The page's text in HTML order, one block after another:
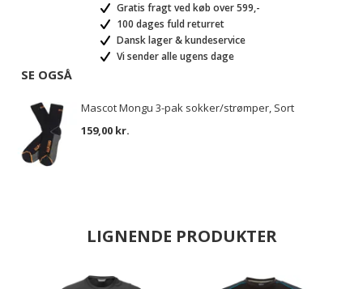
Gratis fragt ved køb over 599,-
100 dages fuld returret
Dansk lager & kundeservice
Vi sender alle ugens dage
SE OGSÅ
Mascot Mongu 3-pak sokker/strømper, Sort
159,00 kr.
LIGNENDE PRODUKTER